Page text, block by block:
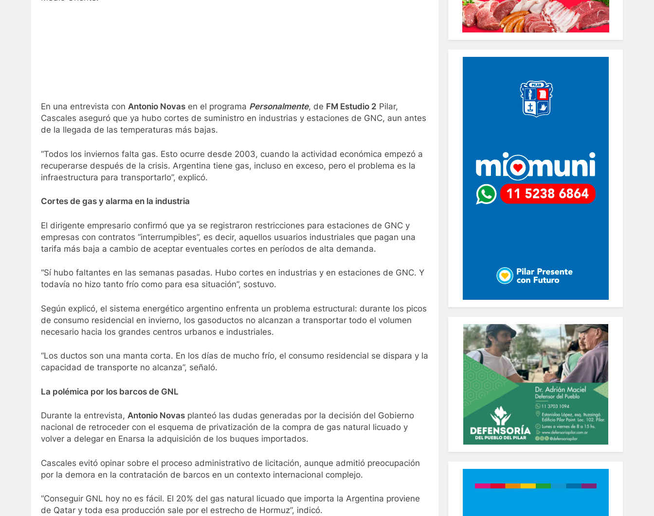
En una entrevista con Antonio Novas en el programa Personalmente, de FM Estudio 2 Pilar,
Cascales aseguró que ya hubo cortes de suministro en industrias y estaciones de GNC, aun antes
de la llegada de las temperaturas más bajas.
“Todos los inviernos falta gas. Esto ocurre desde 2003, cuando la actividad económica empezó a
recuperarse después de la crisis. Argentina tiene gas, incluso en exceso, pero el problema es la
infraestructura para transportarlo”, explicó.
Cortes de gas y alarma en la industria
El dirigente empresario confirmó que ya se registraron restricciones para estaciones de GNC y
empresas con contratos “interrumpibles”, es decir, aquellos usuarios industriales que pagan una
tarifa más baja a cambio de aceptar eventuales cortes en períodos de alta demanda.
“Sí hubo faltantes en las semanas pasadas. Hubo cortes en industrias y en estaciones de GNC. Y
todavía no hizo tanto frío como para esa situación”, sostuvo.
Según explicó, el sistema energético argentino enfrenta un problema estructural: durante los picos
de consumo residencial en invierno, los gasoductos no alcanzan a transportar todo el volumen
necesario hacia los grandes centros urbanos e industriales.
“Los ductos son una manta corta. En los días de mucho frío, el consumo residencial se dispara y la
capacidad de transporte no alcanza”, señaló.
La polémica por los barcos de GNL
Durante la entrevista, Antonio Novas planteó las dudas generadas por la decisión del Gobierno
nacional de retroceder con el esquema de privatización de la compra de gas natural licuado y
volver a delegar en Enarsa la adquisición de los buques importados.
Cascales evitó opinar sobre el proceso administrativo de licitación, aunque admitió preocupación
por la demora en la contratación de barcos en un contexto internacional complejo.
“Conseguir GNL hoy no es fácil. El 20% del gas natural licuado que importa la Argentina proviene
de Qatar y toda esa producción sale por el estrecho de Hormuz”, indicó.